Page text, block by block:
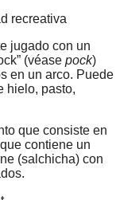
recreativa
jugado con un
(véase pock)
en un arco. Puede
hielo, pasto,
que consiste en
contiene un
(salchicha) con